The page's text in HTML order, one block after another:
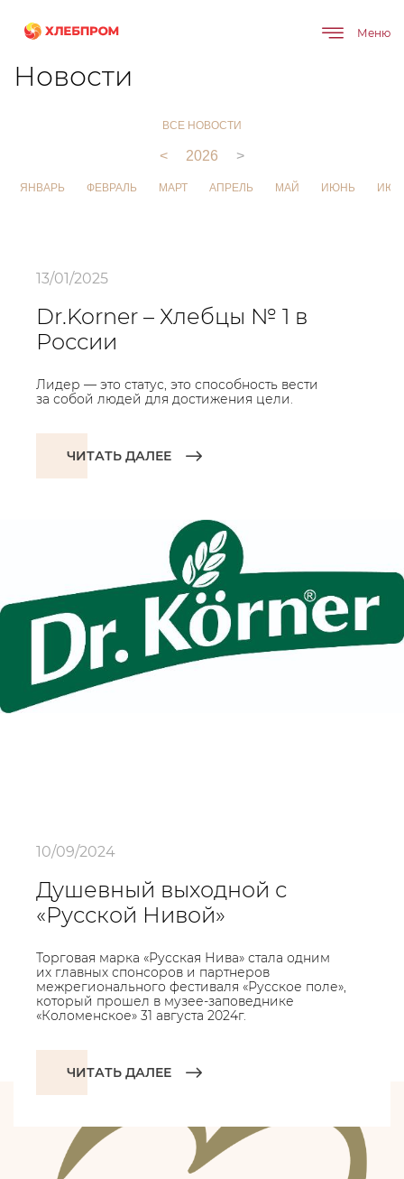
Меню
Главная О компании
Новости
ВСЕ НОВОСТИ
< 2026 >
ЯНВАРЬ ФЕВРАЛЬ МАРТ АПРЕЛЬ МАЙ ИЮНЬ
13/01/2025
Dr.Korner – Хлебцы № 1 в
России
Лидер — это статус, это способность вести
за собой людей для достижения цели.
ЧИТАТЬ ДАЛЕЕ
10/09/2024
Душевный выходной с
«Русской Нивой»
Торговая марка «Русская Нива» стала одним
их главных спонсоров и партнеров
межрегионального фестиваля «Русское поле»,
который прошел в музее-заповеднике
«Коломенское» 31 августа 2024г.
ЧИТАТЬ ДАЛЕЕ